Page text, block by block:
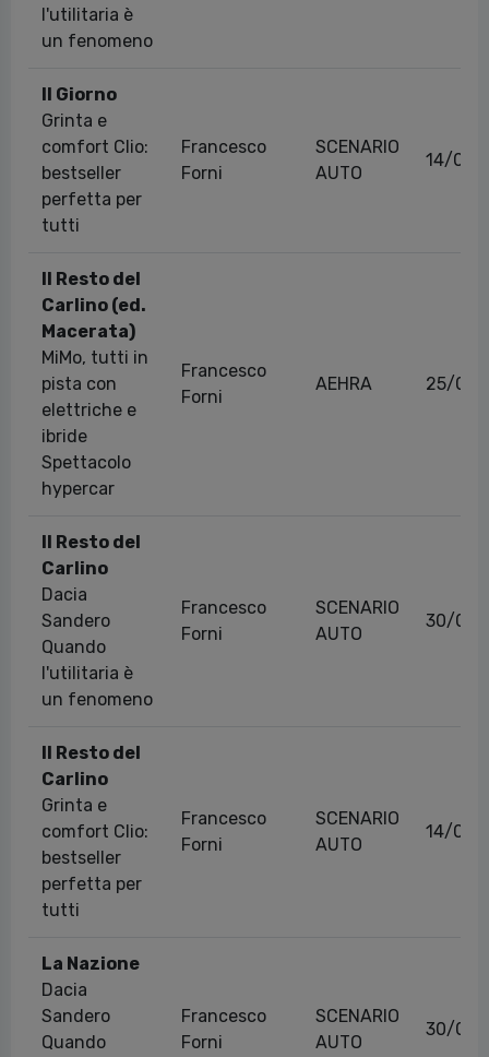
l'utilitaria è
un fenomeno
Il Giorno
Grinta e
comfort Clio:
bestseller
perfetta per
tutti
Francesco
Forni
SCENARIO
AUTO
14/09/
Il Resto del
Carlino (ed.
Macerata)
MiMo, tutti in
pista con
elettriche e
ibride
Spettacolo
hypercar
Francesco
Forni
AEHRA 25/06/
Il Resto del
Carlino
Dacia
Sandero
Quando
l'utilitaria è
un fenomeno
Francesco
Forni
SCENARIO
AUTO
30/01/
Il Resto del
Carlino
Grinta e
comfort Clio:
bestseller
perfetta per
tutti
Francesco
Forni
SCENARIO
AUTO
14/09/
La Nazione
Dacia
Sandero
Quando
Francesco
Forni
SCENARIO
AUTO
30/01/